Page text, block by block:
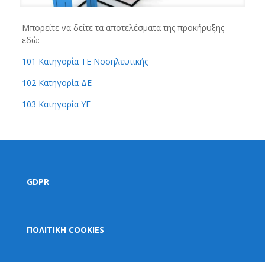
Μπορείτε να δείτε τα αποτελέσματα της προκήρυξης
εδώ:
101 Κατηγορία ΤΕ Νοσηλευτικής
102 Κατηγορία ΔΕ
103 Κατηγορία ΥΕ
GDPR
ΠΟΛΙΤΙΚΗ COOKIES